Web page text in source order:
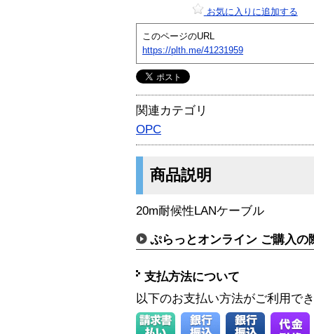
お気に入りに追加する
このページのURL
https://plth.me/41231959
関連カテゴリ
OPC
商品説明
20m耐候性LANケーブル
ぷらっとオンライン ご購入の
支払方法について
以下のお支払い方法がご利用で